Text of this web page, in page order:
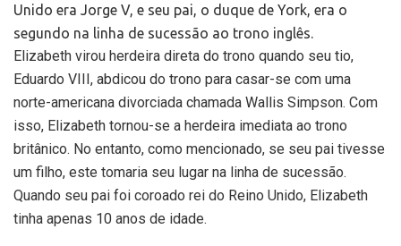
Unido era Jorge V, e seu pai, o duque de York, era o
segundo na linha de sucessão ao trono inglês.
Elizabeth virou herdeira direta do trono quando seu tio,
Eduardo VIII, abdicou do trono para casar-se com uma
norte-americana divorciada chamada Wallis Simpson. Com
isso, Elizabeth tornou-se a herdeira imediata ao trono
britânico. No entanto, como mencionado, se seu pai tivesse
um filho, este tomaria seu lugar na linha de sucessão.
Quando seu pai foi coroado rei do Reino Unido, Elizabeth
tinha apenas 10 anos de idade.